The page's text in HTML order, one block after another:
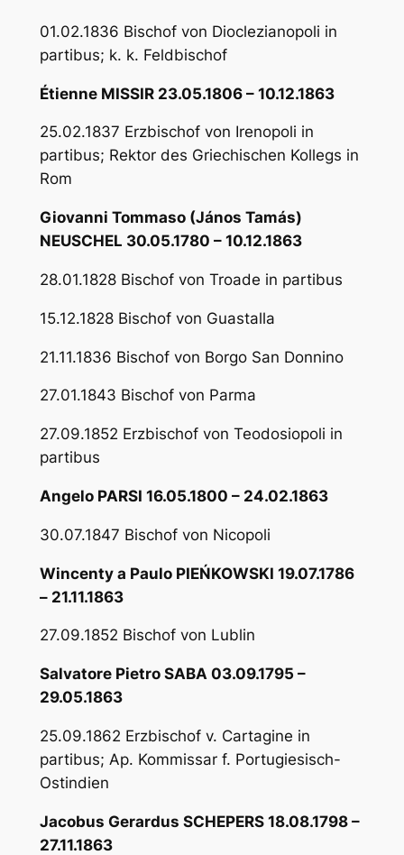
01.02.1836 Bischof von Dioclezianopoli in
partibus; k. k. Feldbischof
Étienne MISSIR 23.05.1806 – 10.12.1863
25.02.1837 Erzbischof von Irenopoli in
partibus; Rektor des Griechischen Kollegs in
Rom
Giovanni Tommaso (János Tamás)
NEUSCHEL 30.05.1780 – 10.12.1863
28.01.1828 Bischof von Troade in partibus
15.12.1828 Bischof von Guastalla
21.11.1836 Bischof von Borgo San Donnino
27.01.1843 Bischof von Parma
27.09.1852 Erzbischof von Teodosiopoli in
partibus
Angelo PARSI 16.05.1800 – 24.02.1863
30.07.1847 Bischof von Nicopoli
Wincenty a Paulo PIEŃKOWSKI 19.07.1786
– 21.11.1863
27.09.1852 Bischof von Lublin
Salvatore Pietro SABA 03.09.1795 –
29.05.1863
25.09.1862 Erzbischof v. Cartagine in
partibus; Ap. Kommissar f. Portugiesisch-
Ostindien
Jacobus Gerardus SCHEPERS 18.08.1798 –
27.11.1863